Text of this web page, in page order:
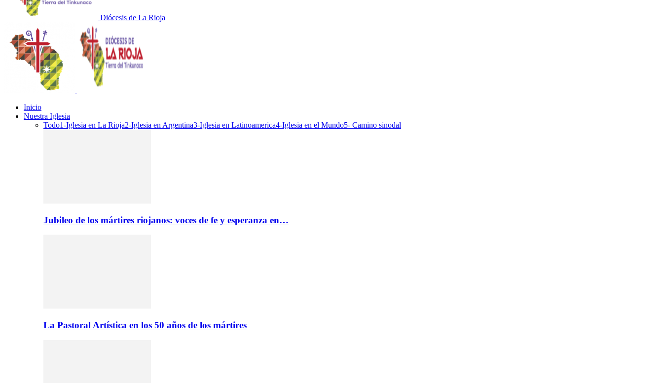
Diócesis de La Rioja
Inicio
Nuestra Iglesia
Todo1-Iglesia en La Rioja2-Iglesia en Argentina3-Iglesia en Latinoamerica4-Iglesia en el Mundo5- Camino sinodal
Jubileo de los mártires riojanos: voces de fe y esperanza en…
La Pastoral Artística en los 50 años de los mártires